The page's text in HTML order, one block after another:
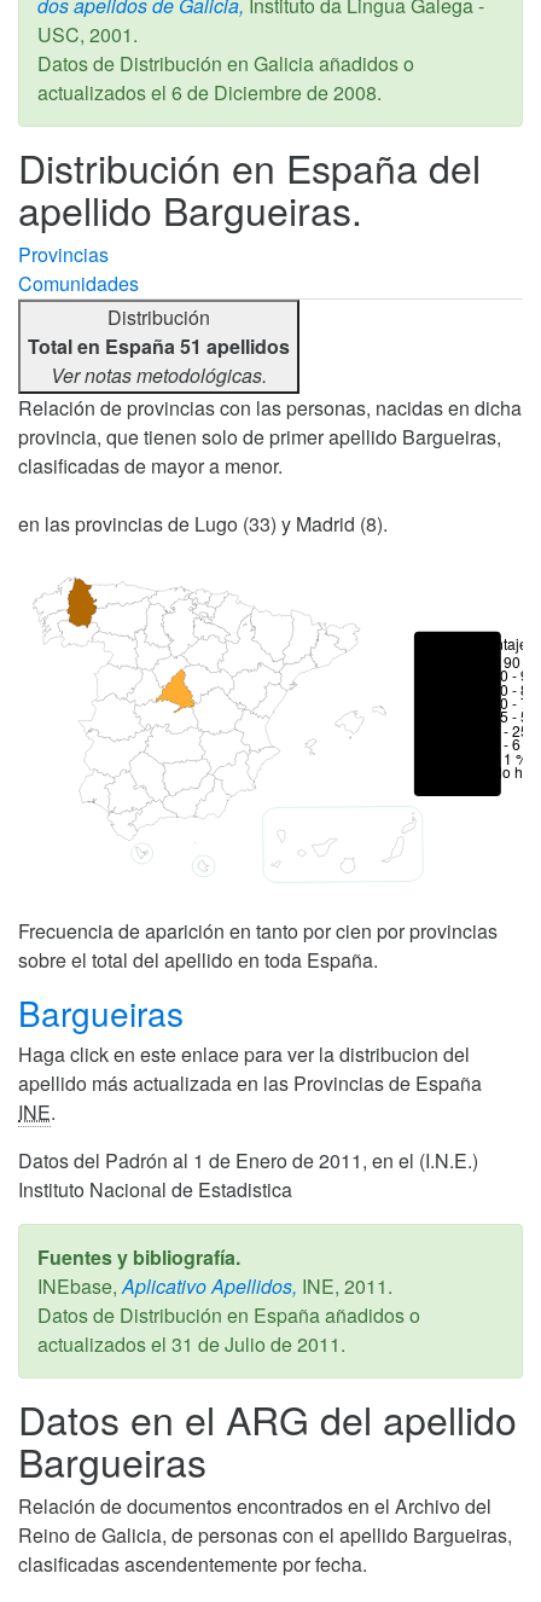
USC, 2001.
Datos de Distribución en Galicia añadidos o
actualizados el 6 de Diciembre de 2008.
Distribución en España del
apellido Bargueiras.
Provincias
Comunidades
Distribución
Total en España 51 apellidos
Ver notas metodológicas.
Relación de provincias con las personas, nacidas en dicha
provincia, que tienen solo de primer apellido Bargueiras,
clasificadas de mayor a menor.
en las provincias de Lugo (33) y Madrid (8).
Porcentajes
> 90 %
80 -
70 -
50 -
25 -
6 - 25
1 - 6 %
< 1 %
No hay
Frecuencia de aparición en tanto por cien por provincias
sobre el total del apellido en toda España.
Bargueiras
Haga click en este enlace para ver la distribucion del
apellido más actualizada en las Provincias de España
INE.
Datos del Padrón al 1 de Enero de 2011, en el (I.N.E.)
Instituto Nacional de Estadistica
Fuentes y bibliografía.
INEbase, Aplicativo Apellidos, INE, 2011.
Datos de Distribución en España añadidos o
actualizados el 31 de Julio de 2011.
Datos en el ARG del apellido
Bargueiras
Relación de documentos encontrados en el Archivo del
Reino de Galicia, de personas con el apellido Bargueiras,
clasificadas ascendentemente por fecha.